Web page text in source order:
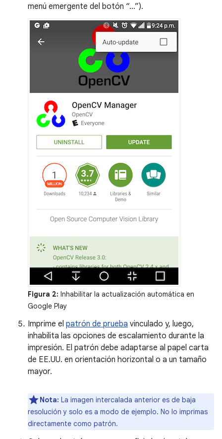
menú emergente del botón “…”).
Figura 2: Inhabilitar la actualización automática en
Google Play
Imprime el patrón de prueba vinculado y, luego,
inhabilita las opciones de escalamiento durante la
impresión. El patrón debe adaptarse al papel carta
de EE.UU. en orientación horizontal o a un tamaño
mayor.
Nota: La imagen intercalada anterior es de baja
resolución y solo es a modo de ejemplo. No lo imprimas
directamente como patrón.